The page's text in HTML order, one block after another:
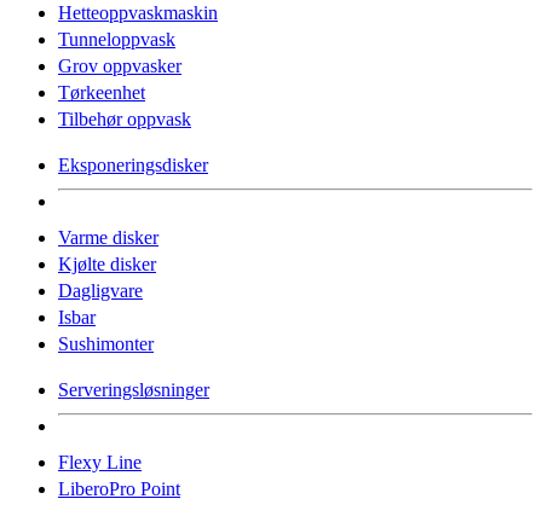
Hetteoppvaskmaskin
Tunneloppvask
Grov oppvasker
Tørkeenhet
Tilbehør oppvask
Eksponeringsdisker
Varme disker
Kjølte disker
Dagligvare
Isbar
Sushimonter
Serveringsløsninger
Flexy Line
LiberoPro Point